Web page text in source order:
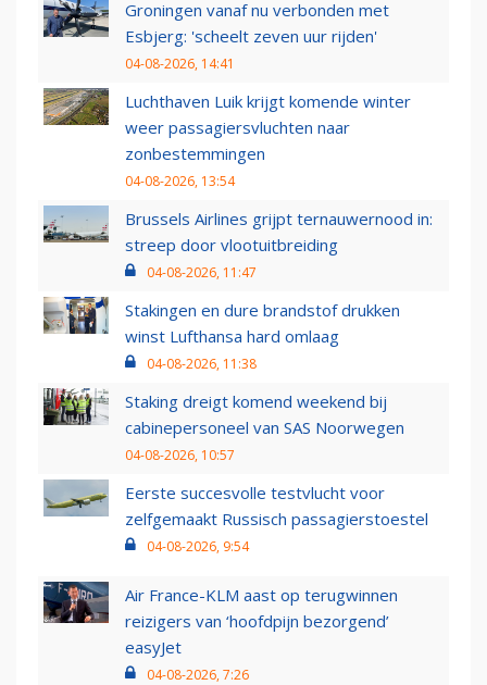
Groningen vanaf nu verbonden met
Esbjerg: 'scheelt zeven uur rijden'
04-08-2026, 14:41
Luchthaven Luik krijgt komende winter
weer passagiersvluchten naar
zonbestemmingen
04-08-2026, 13:54
Brussels Airlines grijpt ternauwernood in:
streep door vlootuitbreiding
04-08-2026, 11:47
Stakingen en dure brandstof drukken
winst Lufthansa hard omlaag
04-08-2026, 11:38
Staking dreigt komend weekend bij
cabinepersoneel van SAS Noorwegen
04-08-2026, 10:57
Eerste succesvolle testvlucht voor
zelfgemaakt Russisch passagierstoestel
04-08-2026, 9:54
Air France-KLM aast op terugwinnen
reizigers van ‘hoofdpijn bezorgend’
easyJet
04-08-2026, 7:26